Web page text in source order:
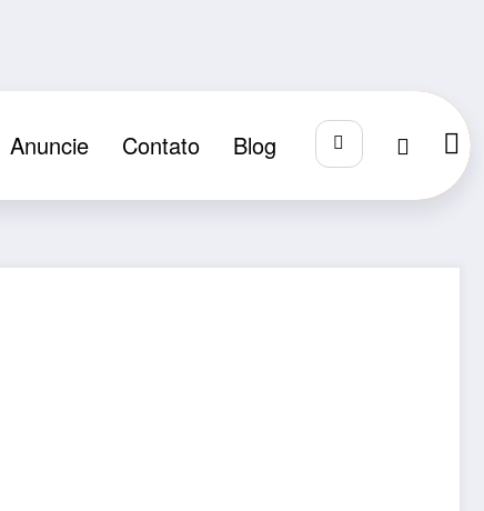
Anuncie Contato Blog